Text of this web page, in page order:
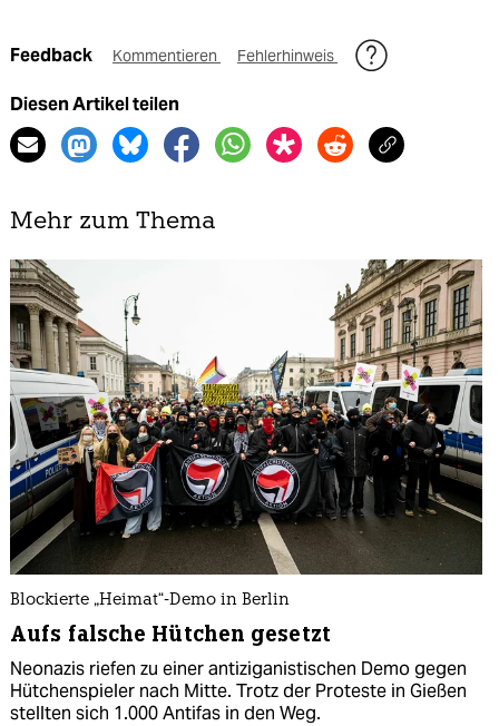
Feedback Kommentieren Fehlerhinweis
Diesen Artikel teilen
Mehr zum Thema
Blockierte „Heimat“-Demo in Berlin
Aufs falsche Hütchen gesetzt
Neonazis riefen zu einer antiziganistischen Demo gegen
Hütchenspieler nach Mitte. Trotz der Proteste in Gießen
stellten sich 1.000 Antifas in den Weg.